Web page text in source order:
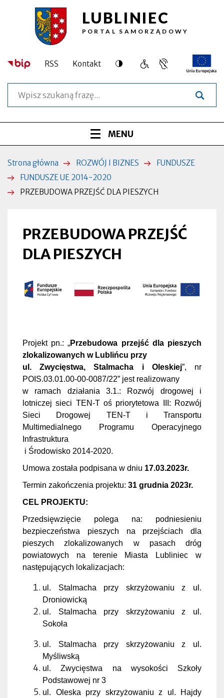
PRZEBUDOWA
PRZEJŚĆ
DLA
PIESZYCH
Lubliniec
Przejdź
treści
Przejdź
głównego
Przejdź
wyszukiwarki
Przejdź
stopki
LUBLINIEC
PORTAL SAMORZĄDOWY
RSS Kontakt Dostępność
migowy,
niesłyszących
Obsługa
osób
szczególnych
Otworzy
się
serwisu
ROZWIŃ
MENU
Ścieżka
nawigacyjna
Strona główna ROZWÓJ I BIZNES
FUNDUSZE
FUNDUSZE UE 2014-2020
PRZEBUDOWA PRZEJŚĆ DLA PIESZYCH
PRZEBUDOWA PRZEJŚĆ
DLA PIESZYCH
Obrazek
Projekt pn.: „Przebudowa przejść dla pieszych
zlokalizowanych w Lublińcu przy
ul. Zwycięstwa, Stalmacha i Oleskiej”, nr
POIS.03.01.00-00-0087/22” jest realizowany
w ramach działania 3.1.: Rozwój drogowej i
lotniczej sieci TEN-T oś priorytetowa III: Rozwój
Sieci Drogowej TEN-T i Transportu
Multimedialnego Programu Operacyjnego
Infrastruktura
i Środowisko 2014-2020.
Umowa została podpisana w dniu 17.03.2023r.
Termin zakończenia projektu: 31 grudnia 2023r.
CEL PROJEKTU:
Przedsięwzięcie polega na: podniesieniu
bezpieczeństwa pieszych na przejściach dla
pieszych zlokalizowanych w pasach dróg
powiatowych na terenie Miasta Lubliniec w
następujących lokalizacjach:
ul. Stalmacha przy skrzyżowaniu z ul.
Droniowicką
ul. Stalmacha przy skrzyżowaniu z ul.
Sokoła
ul. Stalmacha przy skrzyżowaniu z ul.
Myśliwską
ul. Zwycięstwa na wysokości Szkoły
Podstawowej nr 3
ul. Oleska przy skrzyżowaniu z ul. Hajdy